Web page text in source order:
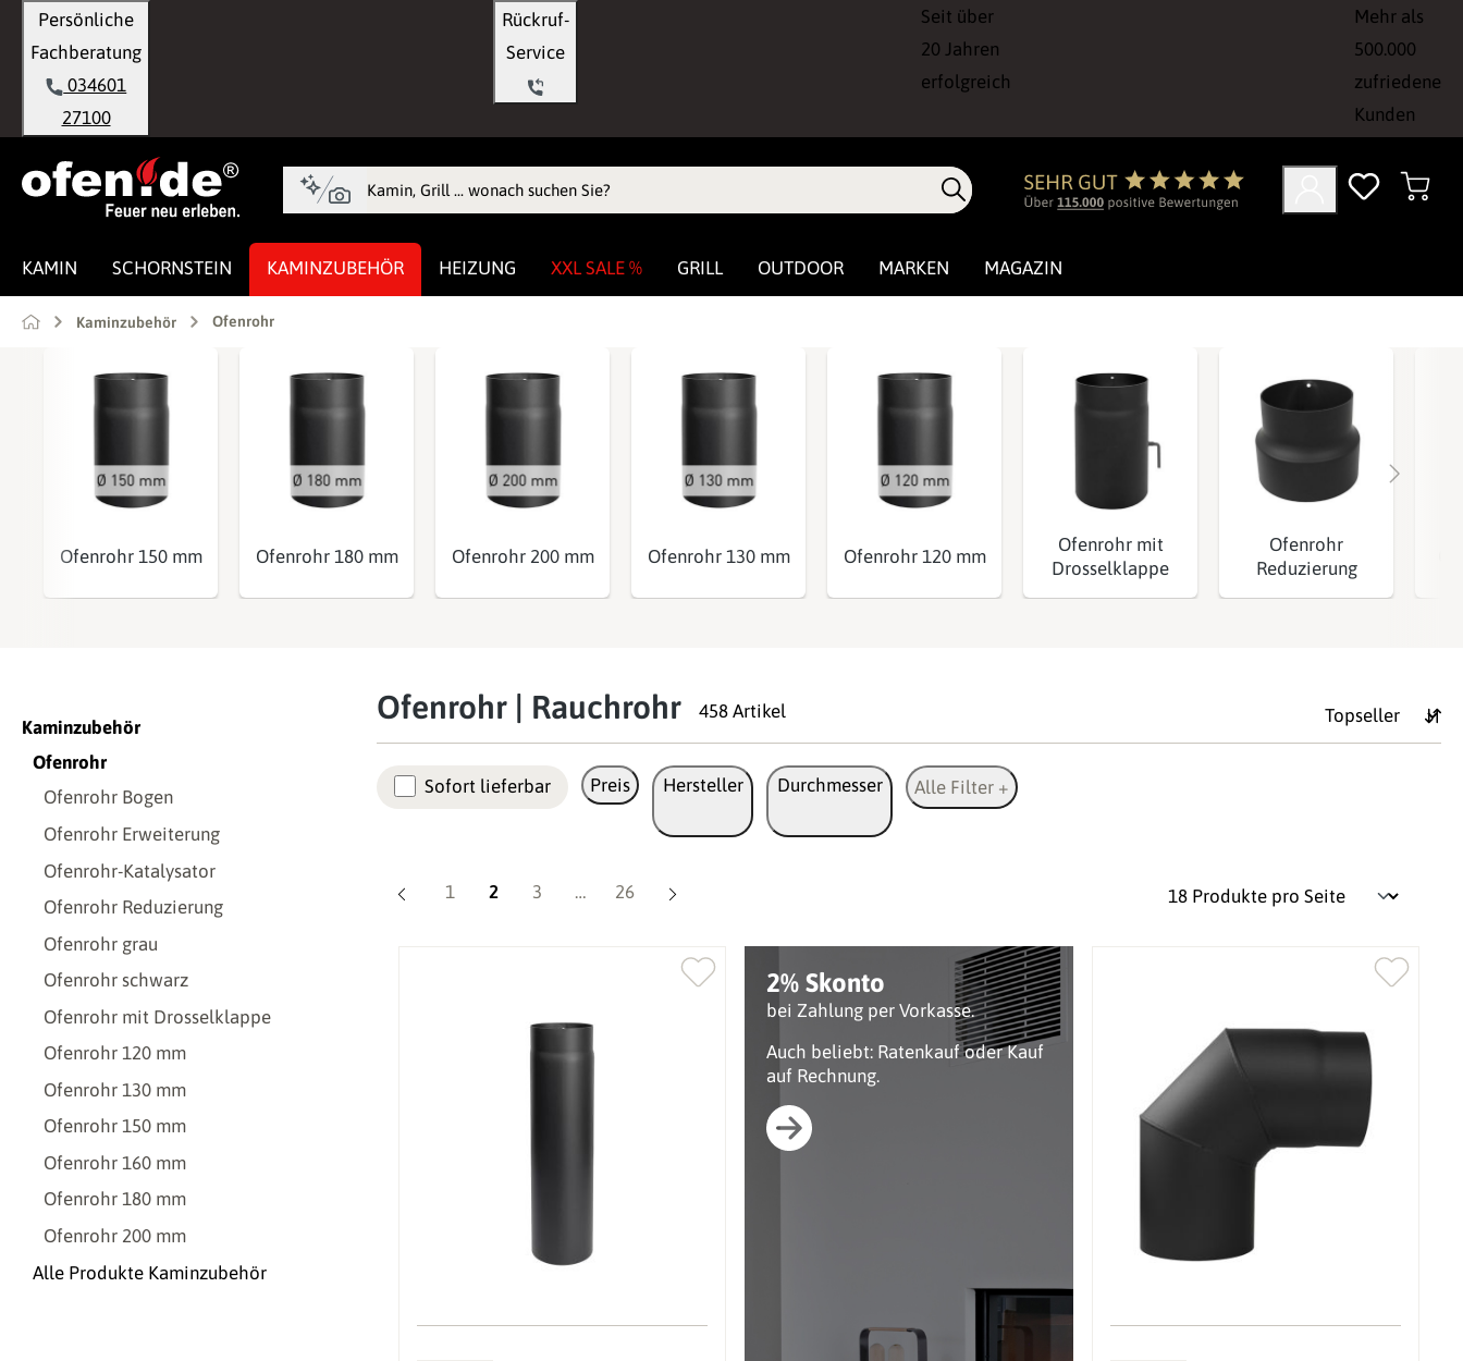
Zur Hauptnavigation springen
Persönliche
Fachberatung
034601
27100
Rückruf-
Seit über
20 Jahren
erfolgreich
Mehr als
500.000
zufriedene
Kunden
KAMIN SCHORNSTEIN KAMINZUBEHÖR HEIZUNG XXL SALE % GRILL OUTDOOR MARKEN MAGAZIN
Kaminzubehör Ofenrohr
Ofenrohr 150 mm Ofenrohr 180 mm Ofenrohr 200 mm Ofenrohr 130 mm Ofenrohr 120 mm
Ofenrohr mit
Drosselklappe
Ofenrohr
Reduzierung
Kaminzubehör
Ofenrohr
Ofenrohr Bogen
Ofenrohr Erweiterung
Ofenrohr-Katalysator
Ofenrohr Reduzierung
Ofenrohr grau
Ofenrohr schwarz
Ofenrohr mit Drosselklappe
Ofenrohr 120 mm
Ofenrohr 130 mm
Ofenrohr 150 mm
Ofenrohr 160 mm
Ofenrohr 180 mm
Ofenrohr 200 mm
Alle Produkte Kaminzubehör
Ofenrohr | Rauchrohr 458 Artikel
Sofort lieferbar Preis Hersteller Durchmesser Alle Filter +
Seite
1 Seite
2 Seite
3 … Seite
26
2% Skonto
bei Zahlung per Vorkasse.
Auch beliebt: Ratenkauf oder Kauf
auf Rechnung.